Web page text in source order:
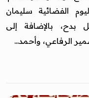
الفضائية سليمان
بدح، بالإضافة إلى
الرفاعي، وأحمد...